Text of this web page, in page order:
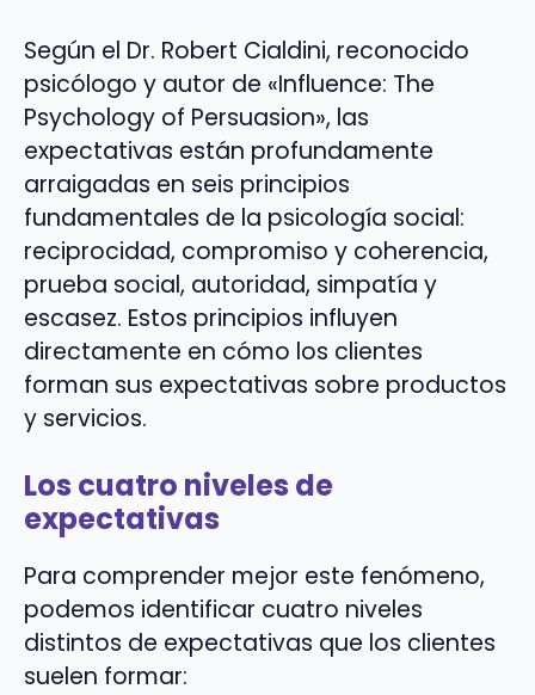
Según el Dr. Robert Cialdini, reconocido
psicólogo y autor de «Influence: The
Psychology of Persuasion», las
expectativas están profundamente
arraigadas en seis principios
fundamentales de la psicología social:
reciprocidad, compromiso y coherencia,
prueba social, autoridad, simpatía y
escasez. Estos principios influyen
directamente en cómo los clientes
forman sus expectativas sobre productos
y servicios.
Los cuatro niveles de
expectativas
Para comprender mejor este fenómeno,
podemos identificar cuatro niveles
distintos de expectativas que los clientes
suelen formar: